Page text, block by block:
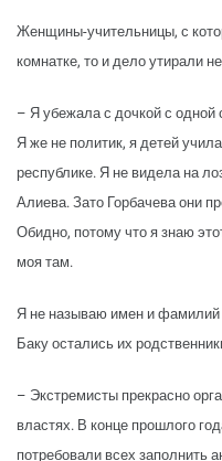
Женщины-учительницы, с
комнатке, то и дело утирали
– Я убежала с дочкой с одной
Я же не политик, я детей
республике. Я не видела на
Алиева. Зато Горбачева они
Обидно, потому что я знаю
моя там.
Я не называю имен и фамилий
Баку остались их
– Экстремисты прекрасно
властях. В конце прошлого
потребовали всех заполнить